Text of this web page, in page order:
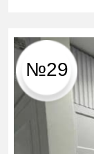
№29